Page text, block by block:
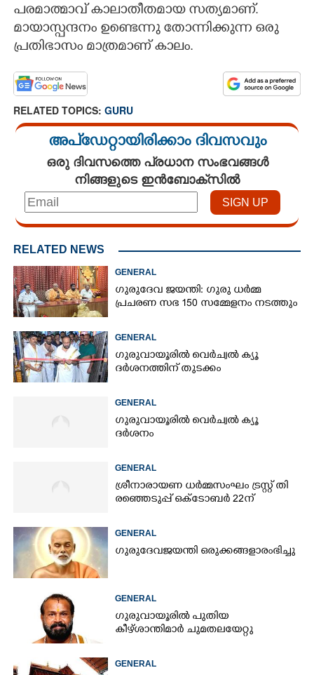
ASTRO
LITERATURE
CONTACT US
പരമാത്മാവ് കാലാതീതമായ സത്യമാണ്.
മായാസ്പന്ദനം ഉണ്ടെന്നു തോന്നിക്കുന്ന ഒരു
പ്രതിഭാസം മാത്രമാണ് കാലം.
RELATED TOPICS: GURU
അപ്ഡേറ്റായിരിക്കാം ദിവസവും
ഒരു ദിവസത്തെ പ്രധാന സംഭവങ്ങൾ
നിങ്ങളുടെ ഇൻബോക്സിൽ
RELATED NEWS
GENERAL
ഗുരുദേവ ജയന്തി: ഗുരു ധർമ്മ
പ്രചരണ സഭ 150 സമ്മേളനം നടത്തും
GENERAL
ഗുരുവായൂരിൽ വെർച്വൽ ക്യൂ
ദർശനത്തിന് തുടക്കം
GENERAL
ഗുരുവായൂരിൽ വെർച്വൽ ക്യൂ
ദർശനം
GENERAL
ശ്രീനാരായണ ധർമ്മസംഘം ട്രസ്റ്റ് തി​
രഞ്ഞെടുപ്പ് ഒക്ടോബർ 22ന്
GENERAL
ഗുരുദേവജയന്തി ഒരുക്കങ്ങളാരംഭിച്ചു
GENERAL
ഗുരുവായൂരിൽ പുതിയ
കീഴ്ശാന്തിമാർ ചുമതലയേറ്റു
GENERAL